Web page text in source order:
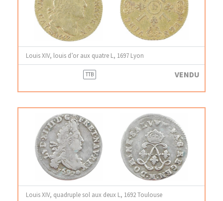
Louis XIV, louis d’or aux quatre L, 1697 Lyon
TTB VENDU
Louis XIV, quadruple sol aux deux L, 1692 Toulouse